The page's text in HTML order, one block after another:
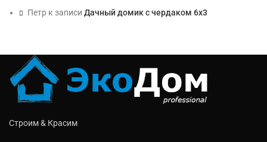
Петр к записи Дачный домик с чердаком 6х3
Строим & Красим